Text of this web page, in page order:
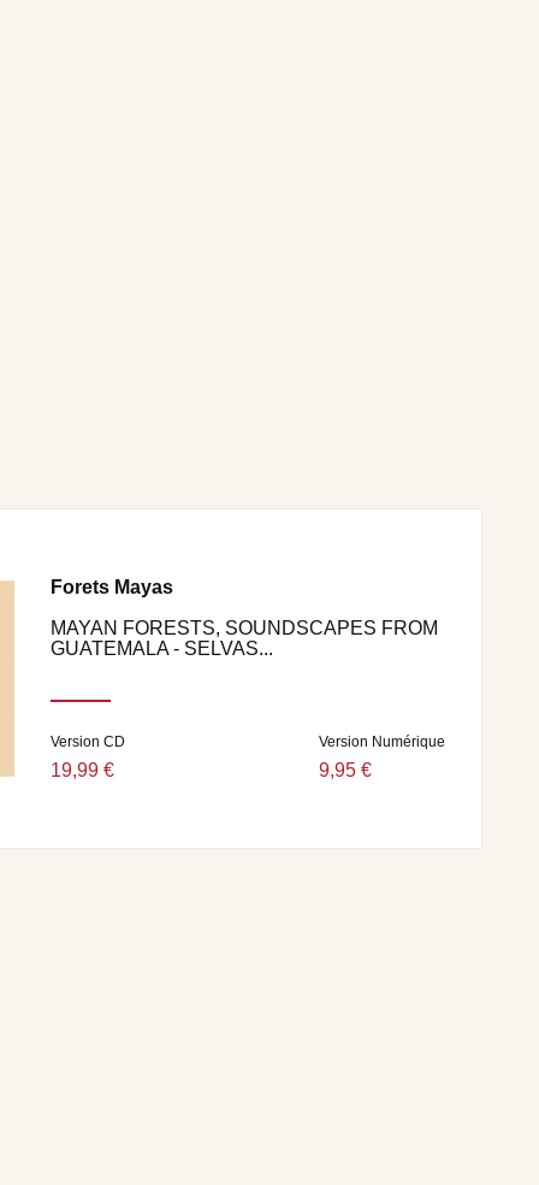
Forets Mayas
MAYAN FORESTS, SOUNDSCAPES FROM
GUATEMALA - SELVAS...
Version CD
19,99 €
Version Numérique
9,95 €